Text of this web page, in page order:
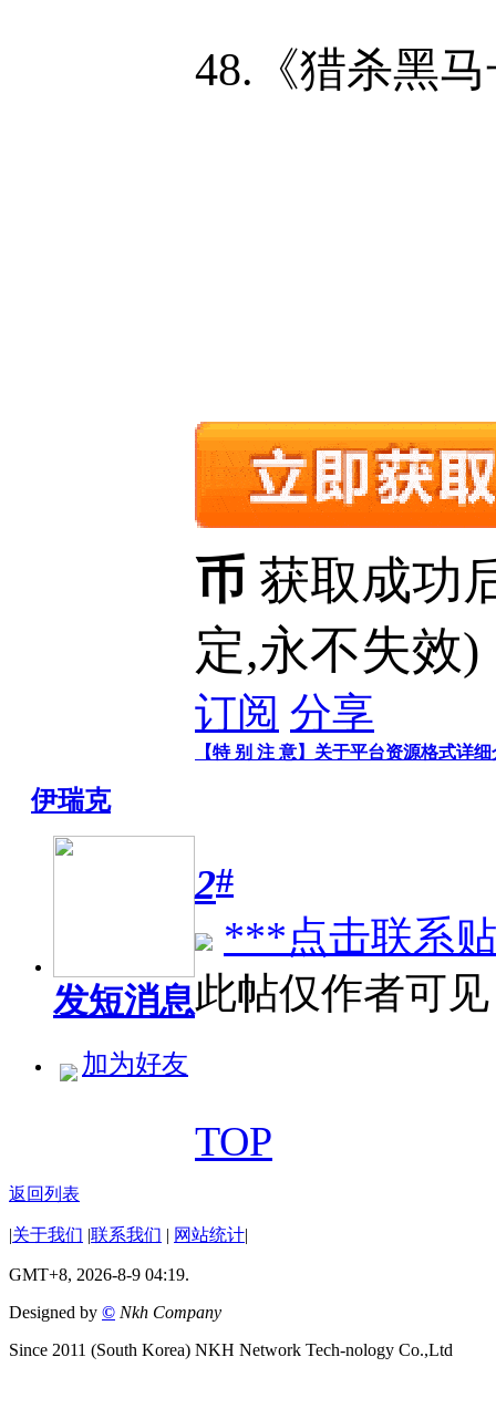
48.《猎杀黑
币 获取成功
定,永不失效)
订阅 分享
【特 别 注 意】关于平台资源格式详
伊瑞克
发短消息
加为好友
2#
***点击联系
此帖仅作者可见
TOP
返回列表
|关于我们 |联系我们 | 网站统计|
GMT+8, 2026-8-9 04:19.
Designed by © Nkh Company
Since 2011 (South Korea) NKH Network Tech-nology Co.,Ltd